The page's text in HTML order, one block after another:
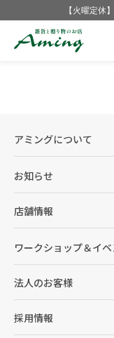
【火曜定休
アミングについて
お知らせ
店舗情報
ワークショップ＆イベ
法人のお客様
採用情報